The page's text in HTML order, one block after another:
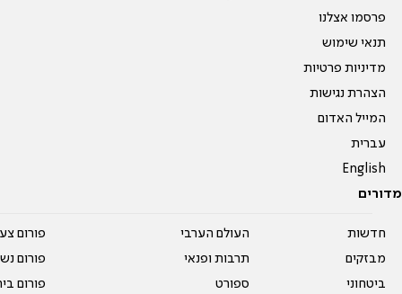
פרסמו אצלנו
תנאי שימוש
מדיניות פרטיות
הצהרת נגישות
המייל האדום
עברית
English
מדורים
חדשות
מבזקים
ביטחוני
העולם הערבי
תרבות ופנאי
ספורט
פורום
פורום
פורום